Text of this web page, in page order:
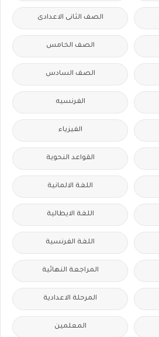
الصف الثانى الاعدادى
الصف الخامس
الصف السادس
الفرنسيه
الفيزياء
القواعد النحوية
اللغة الالمانية
اللغة الايطالية
اللغة الفرنسية
المراجعة النهائية
المرحلة الاعدادية
المعلمين